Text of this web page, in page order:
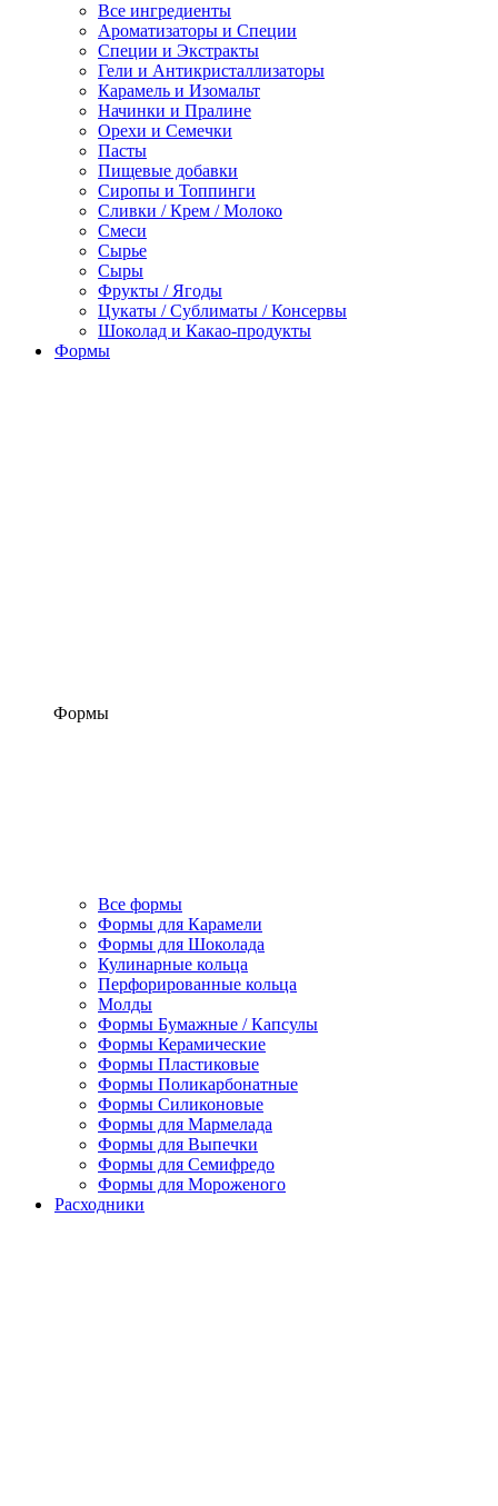
Все ингредиенты
Ароматизаторы и Специи
Специи и Экстракты
Гели и Антикристаллизаторы
Карамель и Изомальт
Начинки и Пралине
Орехи и Семечки
Пасты
Пищевые добавки
Сиропы и Топпинги
Сливки / Крем / Молоко
Смеси
Сырье
Сыры
Фрукты / Ягоды
Цукаты / Сублиматы / Консервы
Шоколад и Какао-продукты
Формы
Формы
Все формы
Формы для Карамели
Формы для Шоколада
Кулинарные кольца
Перфорированные кольца
Молды
Формы Бумажные / Капсулы
Формы Керамические
Формы Пластиковые
Формы Поликарбонатные
Формы Силиконовые
Формы для Мармелада
Формы для Выпечки
Формы для Семифредо
Формы для Мороженого
Расходники